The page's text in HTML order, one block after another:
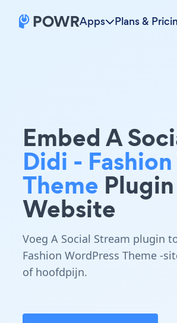
Apps Plans &
Embed A
Didi -
Theme
Website
Voeg A Social Stream plugin
Fashion WordPress Theme -
of hoofdpijn.